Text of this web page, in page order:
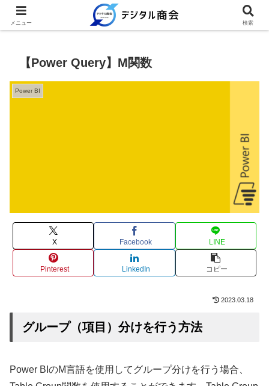
例文を使って繰り返し業務を時短
【Power Query】M関数
Power BI
X Facebook LINE
Pinterest LinkedIn コピー
2023.03.18
グループ（項目）分けを行う方法
Power BIのM言語を使用してグループ分けを行う場合、
メニュー 検索